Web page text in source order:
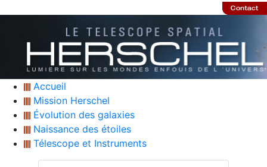
Accueil
Mission Herschel
Évolution des galaxies
Naissance des étoiles
Télescope et Instruments